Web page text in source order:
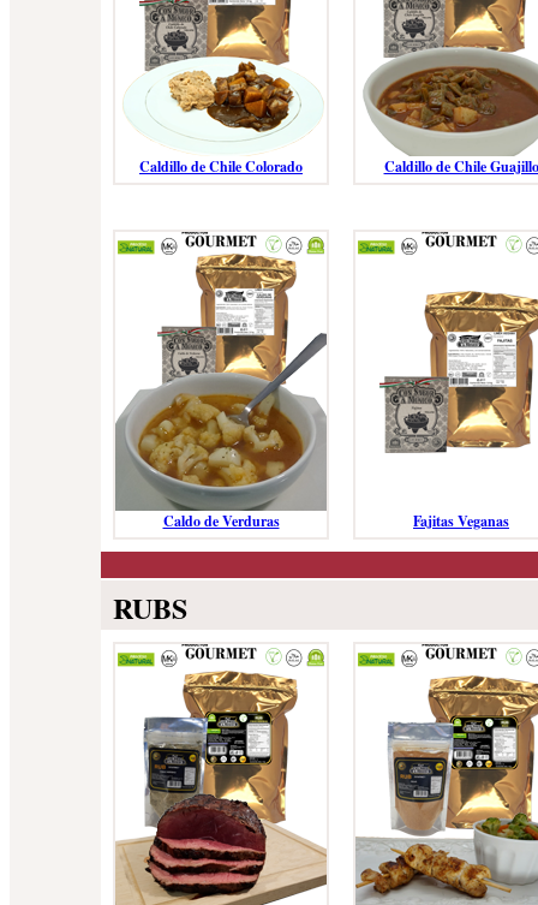
Caldillo de Chile Colorado Caldillo de Chile Guajillo
Caldo de Verduras Fajitas Veganas
RUBS